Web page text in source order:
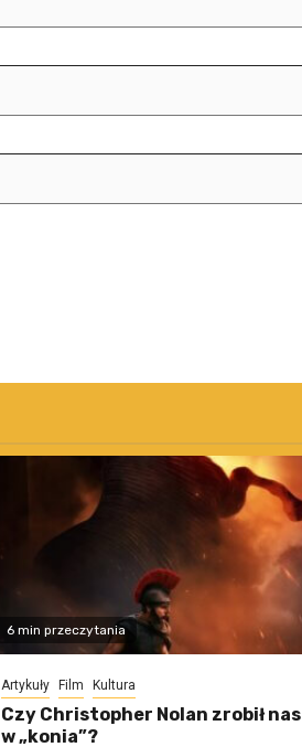
6 min przeczytania
Artykuły Film Kultura
Czy Christopher Nolan zrobił nas
w „konia”?